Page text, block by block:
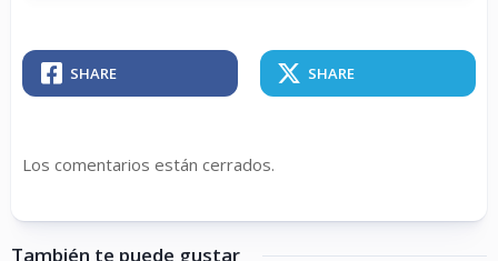
SHARE SHARE
Los comentarios están cerrados.
También te puede gustar